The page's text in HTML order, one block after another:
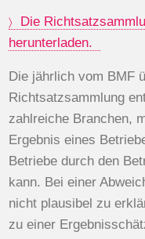
Die
herunterladen.
Die jährlich vom BMF
Richtsatzsammlung
zahlreiche Branchen,
Ergebnis eines
Betriebe durch den
kann. Bei einer
nicht plausibel zu
zu einer